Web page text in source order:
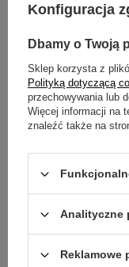
Zobacz
Konfiguracja
Dbamy o Twoją
Sklep korzysta z
Polityką dotyczącą
przechowywania lub
Więcej informacji na
znaleźć także na
Analityczne
Reklamowe